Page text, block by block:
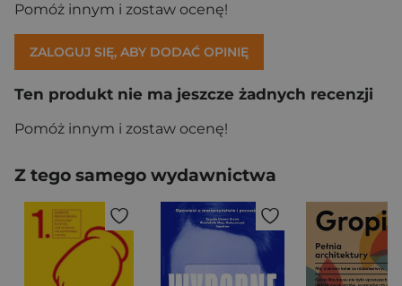
Pomóż innym i zostaw ocenę!
ZALOGUJ SIĘ, ABY DODAĆ OPINIĘ
Ten produkt nie ma jeszcze żadnych recenzji
Pomóż innym i zostaw ocenę!
Z tego samego wydawnictwa